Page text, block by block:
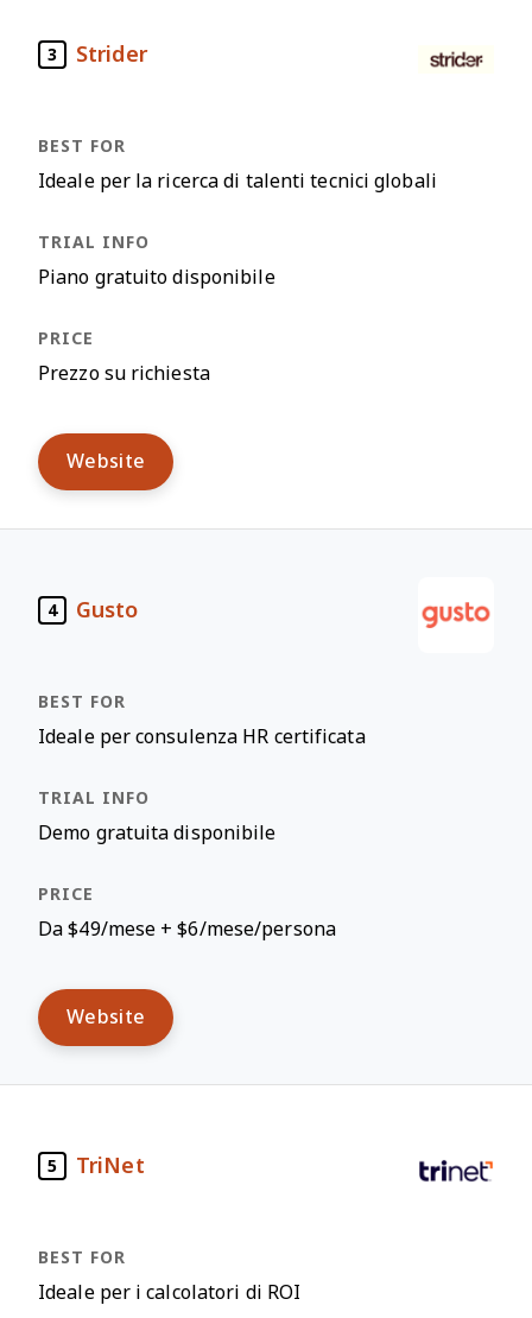
3 Strider
Ideale per la ricerca di talenti tecnici globali
Piano gratuito disponibile
Prezzo su richiesta
Website
4 Gusto
Ideale per consulenza HR certificata
Demo gratuita disponibile
Da $49/mese + $6/mese/persona
Website
5 TriNet
Ideale per i calcolatori di ROI